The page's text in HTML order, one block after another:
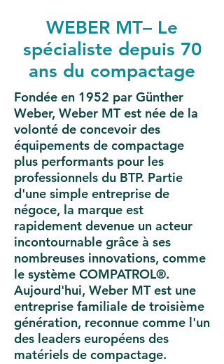
WEBER MT– Le
spécialiste depuis 70
ans du compactage
Fondée en 1952 par Günther
Weber, Weber MT est née de la
volonté de concevoir des
équipements de compactage
plus performants pour les
professionnels du BTP. Partie
d'une simple entreprise de
négoce, la marque est
rapidement devenue un acteur
incontournable grâce à ses
nombreuses innovations, comme
le système COMPATROL®.
Aujourd'hui, Weber MT est une
entreprise familiale de troisième
génération, reconnue comme l'un
des leaders européens des
matériels de compactage.